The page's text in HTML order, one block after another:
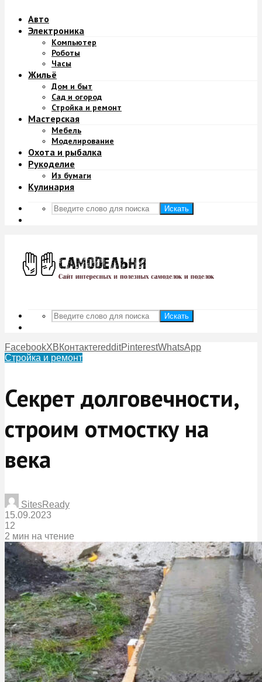
Авто
Электроника
Компьютер
Роботы
Часы
Жильё
Дом и быт
Сад и огород
Стройка и ремонт
Мастерская
Мебель
Моделирование
Охота и рыбалка
Рукоделие
Из бумаги
Кулинария
Искать
Искать
FacebookXВКонтактеredditPinterestWhatsApp
Стройка и ремонт
Секрет долговечности,
строим отмостку на
века
SitesReady
15.09.2023
12
2 мин на чтение